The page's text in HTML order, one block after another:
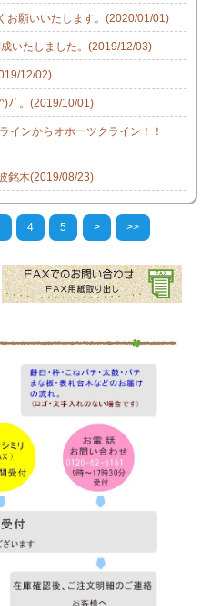
お願いいたします。(2020/01/01)
いたしました。(2019/12/03)
12/02)
ﾉﾞ。(2019/10/01)
ンからオホーツクライン！！
銘木(2019/08/23)
4 5 > >>